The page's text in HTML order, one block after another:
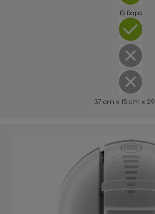
15 бара
37 cm x 15 cm x